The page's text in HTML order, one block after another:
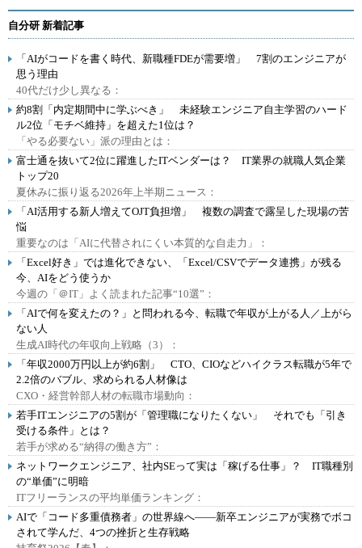
自分研 新着記事
「AIがコードを書く時代、新職種FDEが需要増」 7割のエンジニアが
思う理由
40代だけ少し異なる：
約8割「内定期間中に学ぶべき」 未経験エンジニア自主学習のハード
ル2位「モチベ維持」を超えた1位は？
「やる必要ない」派の理由とは：
富士通を抜いて2位に躍進したITベンダーは？ IT業界の就職人気企業
トップ20
夏休みに振り返る2026年上半期ニュース：
「AI活用する新人増えてOJT負担増」 複数の調査で露呈した現場の苦
悩
重要なのは「AIに代替されにくい本質的な自走力」：
「Excel好き」では進化できない、「Excel/CSVでデータ連携」が残る
今、AIをどう使うか
今週の「＠IT」よく読まれた記事“10選”：
「AIで何を変えたの？」と問われる今、転職で年収が上がる人／上がら
ない人
生成AI時代の年収向上戦略（3）：
「年収2000万円以上が約6割」 CTO、CIOなどハイクラス転職が5年で
2.2倍のバブル、求められる人材像は
CXO・経営幹部人材の転職市場動向：
若手ITエンジニアの5割が「管理職になりたくない」 それでも「引き
受ける条件」とは？
若手が求める“納得の働き方”：
ネットワークエンジニア、社内SEって実は「稼げる仕事」？ IT職種別
の“単価”に明暗
ITフリーランスの平均単価ランキング：
AIで「コード多重債務者」の世界線へ――新卒エンジニアが実務でボコ
されて学んだ、4つの挫折と生存戦略